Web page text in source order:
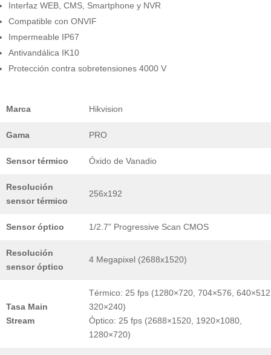
Interfaz WEB, CMS, Smartphone y NVR
Compatible con ONVIF
Impermeable IP67
Antivandálica IK10
Protección contra sobretensiones 4000 V
Marca Hikvision
Gama PRO
Sensor térmico Óxido de Vanadio
Resolución
sensor térmico
256x192
Sensor óptico 1/2.7” Progressive Scan CMOS
Resolución
sensor óptico
4 Megapixel (2688x1520)
Tasa Main
Stream
Térmico: 25 fps (1280×720, 704×576,
320×240)
Óptico: 25 fps (2688×1520, 1920×1080,
1280×720)